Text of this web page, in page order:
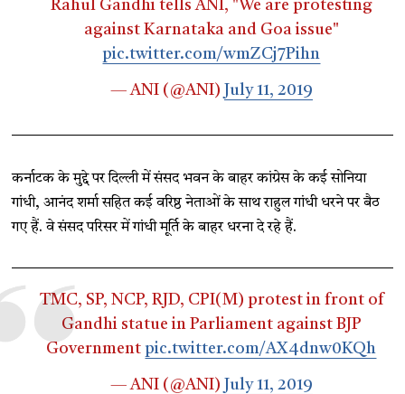
Rahul Gandhi tells ANI, "We are protesting
against Karnataka and Goa issue"
pic.twitter.com/wmZCj7Pihn
— ANI (@ANI) July 11, 2019
कर्नाटक के मुद्दे पर दिल्ली में संसद भवन के बाहर कांग्रेस के कई सोनिया
गांधी, आनंद शर्मा सहित कई वरिष्ठ नेताओं के साथ राहुल गांधी धरने पर बैठ
गए हैं. वे संसद परिसर में गांधी मूर्ति के बाहर धरना दे रहे हैं.
TMC, SP, NCP, RJD, CPI(M) protest in front of
Gandhi statue in Parliament against BJP
Governmentpic.twitter.com/AX4dnw0KQh
— ANI (@ANI) July 11, 2019